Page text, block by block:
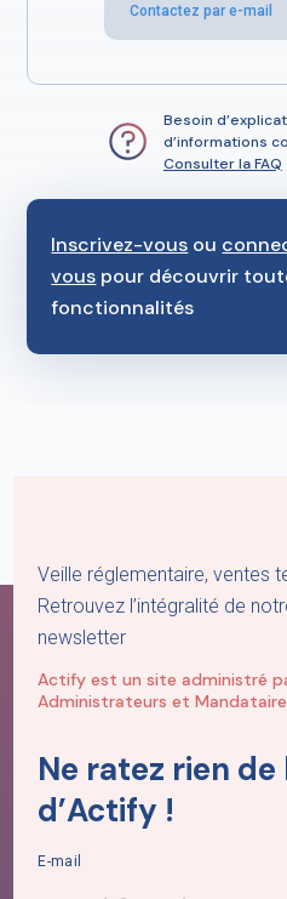
Contactez par e-mail
Besoin
d’informations
Consulter la FAQ
Inscrivez-vous ou
vous pour découvrir
fonctionnalités
Veille réglementaire, ventes
Retrouvez l’intégralité de
newsletter
Actify est un site administré
Administrateurs et
Ne ratez rien de
d’Actify !
E-mail